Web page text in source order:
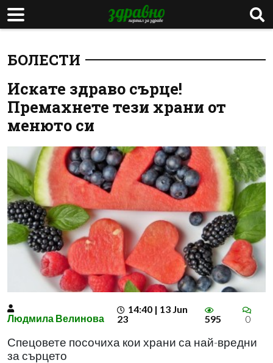
БОЛЕСТИ
Искате здраво сърце!
Премахнете тези храни от
менюто си
Людмила Велинова
14:40 | 13 Jun
23
595 0
Спецовете посочиха кои храни са най-вредни
за сърцето